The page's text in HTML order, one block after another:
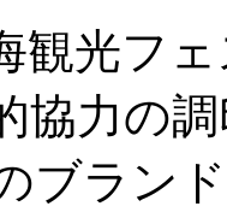
観光フ
協力の
ブラン